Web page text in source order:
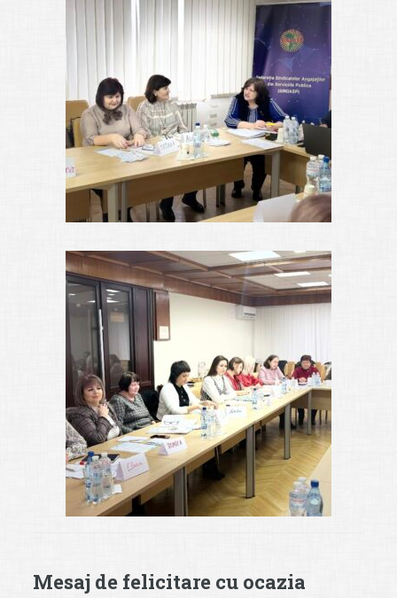
Mesaj de felicitare cu ocazia